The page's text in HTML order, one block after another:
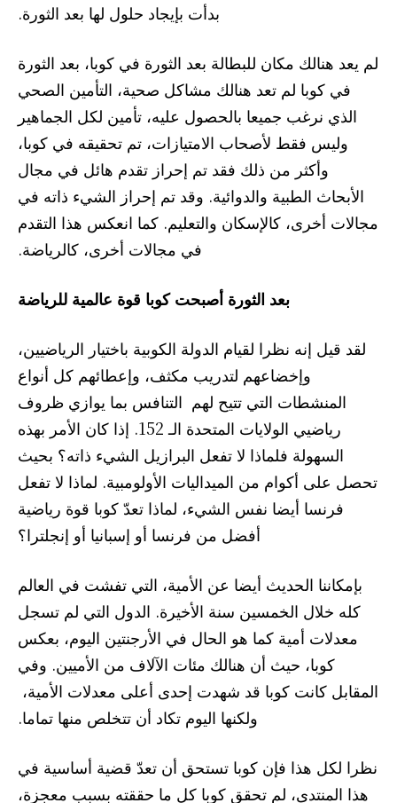
بدأت بإيجاد حلول لها بعد الثورة.
لم يعد هنالك مكان للبطالة بعد الثورة في كوبا، بعد الثورة
في كوبا لم تعد هنالك مشاكل صحية، التأمين الصحي
الذي نرغب جميعا بالحصول عليه، تأمين لكل الجماهير
وليس فقط لأصحاب الامتيازات، تم تحقيقه في كوبا،
وأكثر من ذلك فقد تم إحراز تقدم هائل في مجال
الأبحاث الطبية والدوائية. وقد تم إحراز الشيء ذاته في
مجالات أخرى، كالإسكان والتعليم. كما انعكس هذا التقدم
في مجالات أخرى، كالرياضة.
بعد الثورة أصبحت كوبا قوة عالمية للرياضة
لقد قيل إنه نظرا لقيام الدولة الكوبية باختيار الرياضيين،
وإخضاعهم لتدريب مكثف، وإعطائهم كل أنواع
المنشطات التي تتيح لهم التنافس بما يوازي ظروف
رياضيي الولايات المتحدة الـ 152. إذا كان الأمر بهذه
السهولة فلماذا لا تفعل البرازيل الشيء ذاته؟ بحيث
تحصل على أكوام من الميداليات الأولومبية. لماذا لا تفعل
فرنسا أيضا نفس الشيء، لماذا تعدّ كوبا قوة رياضية
أفضل من فرنسا أو إسبانيا أو إنجلترا؟
بإمكاننا الحديث أيضا عن الأمية، التي تفشت في العالم
كله خلال الخمسين سنة الأخيرة. الدول التي لم تسجل
معدلات أمية كما هو الحال في الأرجنتين اليوم، بعكس
كوبا، حيث أن هنالك مئات الآلاف من الأميين. وفي
المقابل كانت كوبا قد شهدت إحدى أعلى معدلات الأمية،
ولكنها اليوم تكاد أن تتخلص منها تماما.
نظرا لكل هذا فإن كوبا تستحق أن تعدّ قضية أساسية في
هذا المنتدى، لم تحقق كوبا كل ما حققته بسبب معجزة،